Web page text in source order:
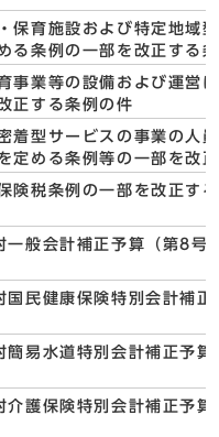
保育施設および特定地域
る条例の一部を改正する
事業等の設備および運営
正する条例の件
着型サービスの事業の人
定める条例等の一部を改
険税条例の一部を改正す
一般会計補正予算（第8号
国民健康保険特別会計補
簡易水道特別会計補正予
介護保険特別会計補正予